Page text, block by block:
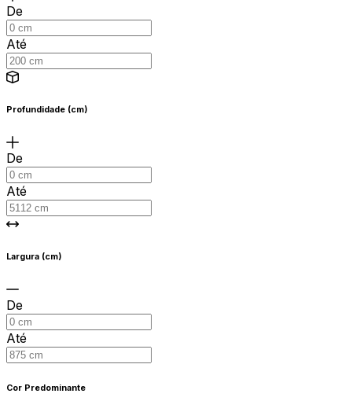
De
Até
Profundidade (cm)
De
Até
Largura (cm)
De
Até
Cor Predominante